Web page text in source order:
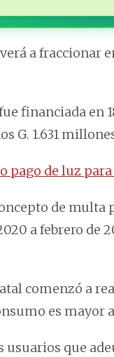
a fraccionar
financiada en
G. 1.631
pago de luz
de multa
a febrero de
comenzó a
es mayor
que